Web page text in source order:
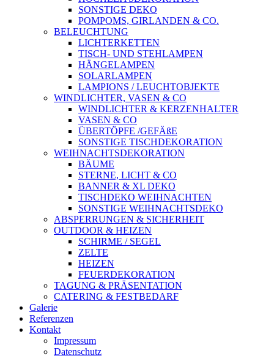
SONSTIGE DEKO
POMPOMS, GIRLANDEN & CO.
BELEUCHTUNG
LICHTERKETTEN
TISCH- UND STEHLAMPEN
HÄNGELAMPEN
SOLARLAMPEN
LAMPIONS / LEUCHTOBJEKTE
WINDLICHTER, VASEN & CO
WINDLICHTER & KERZENHALTER
VASEN & CO
ÜBERTÖPFE /GEFÄßE
SONSTIGE TISCHDEKORATION
WEIHNACHTSDEKORATION
BÄUME
STERNE, LICHT & CO
BANNER & XL DEKO
TISCHDEKO WEIHNACHTEN
SONSTIGE WEIHNACHTSDEKO
ABSPERRUNGEN & SICHERHEIT
OUTDOOR & HEIZEN
SCHIRME / SEGEL
ZELTE
HEIZEN
FEUERDEKORATION
TAGUNG & PRÄSENTATION
CATERING & FESTBEDARF
Galerie
Referenzen
Kontakt
Impressum
Datenschutz